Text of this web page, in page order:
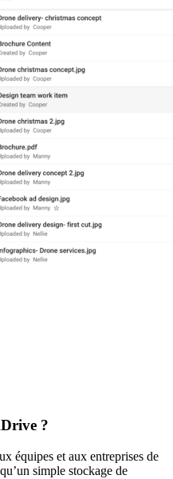
?
équipes et aux entreprises de
simple stockage de